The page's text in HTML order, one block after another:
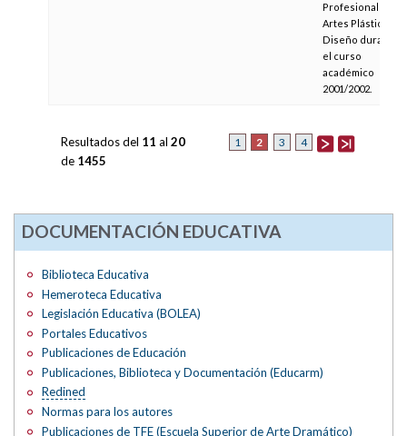
Profesional y
Artes Plásticas y
Diseño durante
el curso
académico
2001/2002.
1 2 3 4
Resultados del 11 al 20
de 1455
DOCUMENTACIÓN EDUCATIVA
Biblioteca Educativa
Hemeroteca Educativa
Legislación Educativa (BOLEA)
Portales Educativos
Publicaciones de Educación
Publicaciones, Biblioteca y Documentación (Educarm)
Redined
Normas para los autores
Publicaciones de TFE(Escuela Superior de Arte Dramático)